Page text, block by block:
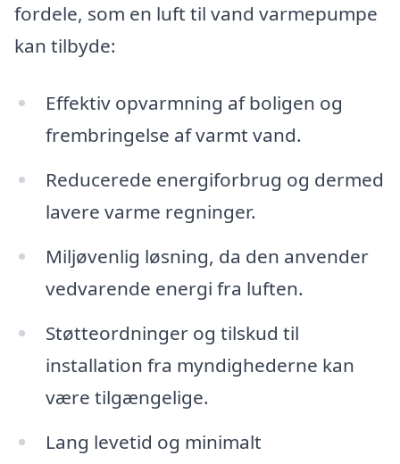
fordele, som en luft til vand varmepumpe
kan tilbyde:
Effektiv opvarmning af boligen og
frembringelse af varmt vand.
Reducerede energiforbrug og dermed
lavere varme regninger.
Miljøvenlig løsning, da den anvender
vedvarende energi fra luften.
Støtteordninger og tilskud til
installation fra myndighederne kan
være tilgængelige.
Lang levetid og minimalt